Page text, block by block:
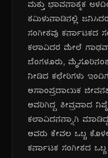
ಮತ್ತು ಭಾವನಾತ್ಮಕ
ತಮಿಳುನಾಡಿನಲ್ಲಿ
ಸಂಗೀತವು ಕರ್ನಾಟಕದ
ಕಲಾವಿದರ ಮೇಲೆ
ಬೆಂಗಳೂರು,
ನೀಡಿದ ಕಛೇರಿಗಳು
ಅಸಾಂಪ್ರದಾಯಿಕ
ಅವರಿಗಿದ್ದ ತೀವ್ರವಾದ
ಕಲಾವಿದನನ್ನಾಗಿ
ಅವರು ಕೇವಲ ಒಬ್ಬ
ಕರ್ನಾಟಕ ಸಂಗೀತದ ಒಬ್ಬ